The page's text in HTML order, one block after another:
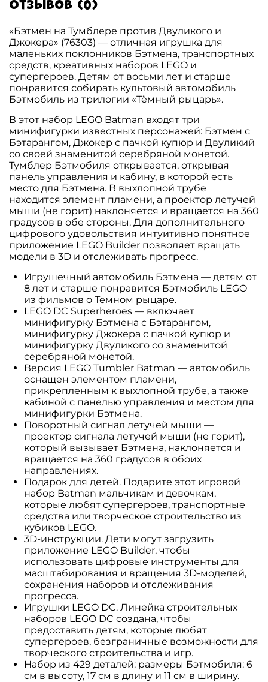
Отзывов (0)
«Бэтмен на Тумблере против Двуликого и
Джокера» (76303) — отличная игрушка для
маленьких поклонников Бэтмена, транспортных
средств, креативных наборов LEGO и
супергероев. Детям от восьми лет и старше
понравится собирать культовый автомобиль
Бэтмобиль из трилогии «Тёмный рыцарь».
В этот набор LEGO Batman входят три
минифигурки известных персонажей: Бэтмен с
Бэтарангом, Джокер с пачкой купюр и Двуликий
со своей знаменитой серебряной монетой.
Тумблер Бэтмобиля открывается, открывая
панель управления и кабину, в которой есть
место для Бэтмена. В выхлопной трубе
находится элемент пламени, а проектор летучей
мыши (не горит) наклоняется и вращается на 360
градусов в обе стороны. Для дополнительного
цифрового удовольствия интуитивно понятное
приложение LEGO Builder позволяет вращать
модели в 3D и отслеживать прогресс.
Игрушечный автомобиль Бэтмена — детям от
8 лет и старше понравится Бэтмобиль LEGO
из фильмов о Темном рыцаре.
LEGO DC Superheroes — включает
минифигурку Бэтмена с Бэтарангом,
минифигурку Джокера с пачкой купюр и
минифигурку Двуликого со знаменитой
серебряной монетой.
Версия LEGO Tumbler Batman — автомобиль
оснащен элементом пламени,
прикрепленным к выхлопной трубе, а также
кабиной с панелью управления и местом для
минифигурки Бэтмена.
Поворотный сигнал летучей мыши —
проектор сигнала летучей мыши (не горит),
который вызывает Бэтмена, наклоняется и
вращается на 360 градусов в обоих
направлениях.
Подарок для детей. Подарите этот игровой
набор Batman мальчикам и девочкам,
которые любят супергероев, транспортные
средства или творческое строительство из
кубиков LEGO.
3D-инструкции. Дети могут загрузить
приложение LEGO Builder, чтобы
использовать цифровые инструменты для
масштабирования и вращения 3D-моделей,
сохранения наборов и отслеживания
прогресса.
Игрушки LEGO DC. Линейка строительных
наборов LEGO DC создана, чтобы
предоставить детям, которые любят
супергероев, безграничные возможности для
творческого строительства и игр.
Набор из 429 деталей: размеры Бэтмобиля: 6
см в высоту, 17 см в длину и 11 см в ширину.